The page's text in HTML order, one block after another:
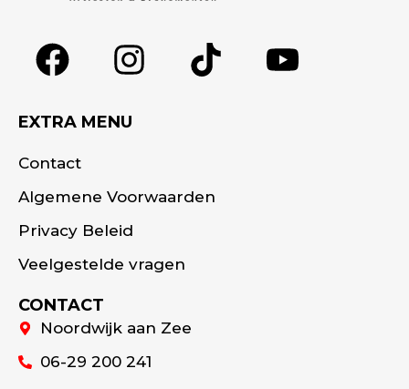
EXTRA MENU
Contact
Algemene Voorwaarden
Privacy Beleid
Veelgestelde vragen
CONTACT
Noordwijk aan Zee
06-29 200 241